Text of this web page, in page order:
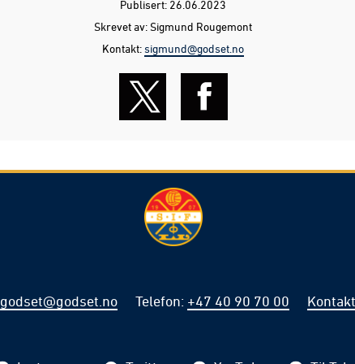
Publisert: 26.06.2023
Skrevet av: Sigmund Rougemont
Kontakt:sigmund@godset.no
godset@godset.no Telefon: +47 40 90 70 00